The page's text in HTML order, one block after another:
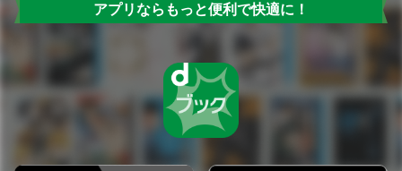
アプリならもっと便利で快適に！